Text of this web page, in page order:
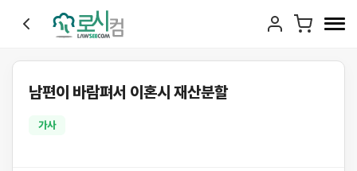
남편이 바람펴서 이혼시 재산분할
가사